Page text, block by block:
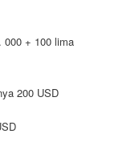
000 + 100 lima
200 USD